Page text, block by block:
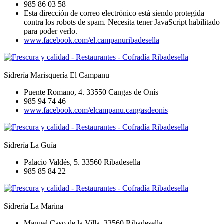
985 86 03 58
Esta dirección de correo electrónico está siendo protegida
contra los robots de spam. Necesita tener JavaScript habilitado
para poder verlo.
www.facebook.com/el.campanuribadesella
Sidrería Marisquería El Campanu
Puente Romano, 4. 33550 Cangas de Onís
985 94 74 46
www.facebook.com/elcampanu.cangasdeonis
Sidrería La Guía
Palacio Valdés, 5. 33560 Ribadesella
985 85 84 22
Sidrería La Marina